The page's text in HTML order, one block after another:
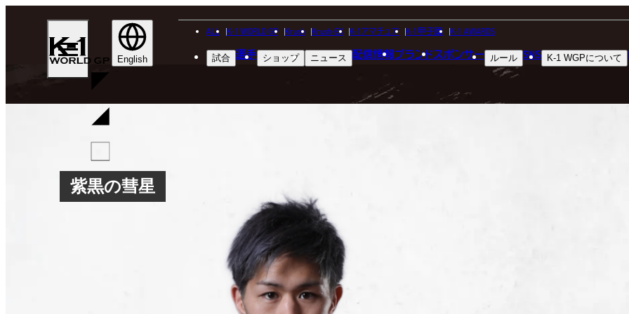
K-
1
WGP
English
ALL K-1 WORLD GP Krush Krush-EX K-1アマチュア K-1甲子園 K-1 AWARDS
試合 選手 ショップ ニュース 配信情報ブランドスポンサー ルール SNS K-1 WGPについて
FIGHTER
紫黒の彗星